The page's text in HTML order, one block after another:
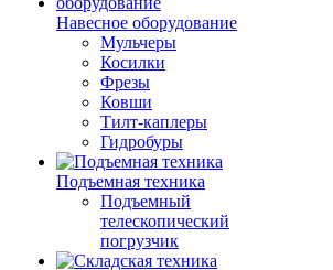
Навесное оборудование
Мульчеры
Косилки
Фрезы
Ковши
Тилт-каплеры
Гидробуры
Подъемная техника
Подъемный
телескопический
погрузчик